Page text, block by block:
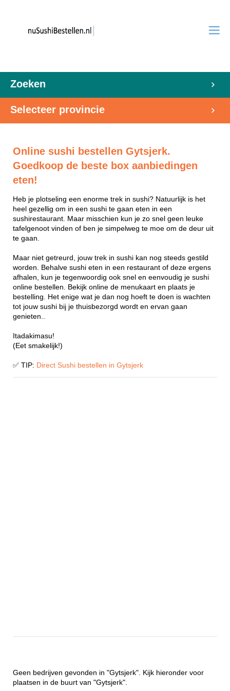
Zoeken
Selecteer provincie
Online sushi bestellen Gytsjerk.
Goedkoop de beste box aanbiedingen
eten!
Heb je plotseling een enorme trek in sushi? Natuurlijk is het
heel gezellig om in een sushi te gaan eten in een
sushirestaurant. Maar misschien kun je zo snel geen leuke
tafelgenoot vinden of ben je simpelweg te moe om de deur uit
te gaan.
Maar niet getreurd, jouw trek in sushi kan nog steeds gestild
worden. Behalve sushi eten in een restaurant of deze ergens
afhalen, kun je tegenwoordig ook snel en eenvoudig je sushi
online bestellen. Bekijk online de menukaart en plaats je
bestelling. Het enige wat je dan nog hoeft te doen is wachten
tot jouw sushi bij je thuisbezorgd wordt en ervan gaan
genieten..
Itadakimasu!
(Eet smakelijk!)
✅ TIP: Direct Sushi bestellen in Gytsjerk
Geen bedrijven gevonden in "Gytsjerk". Kijk hieronder voor
plaatsen in de buurt van "Gytsjerk".